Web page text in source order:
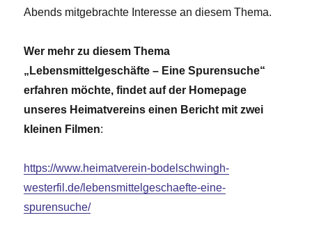
Abends mitgebrachte Interesse an diesem Thema.
Wer mehr zu diesem Thema
„Lebensmittelgeschäfte – Eine Spurensuche“
erfahren möchte, findet auf der Homepage
unseres Heimatvereins einen Bericht mit zwei
kleinen Filmen:
https://www.heimatverein-bodelschwingh-
westerfil.de/lebensmittelgeschaefte-eine-
spurensuche/